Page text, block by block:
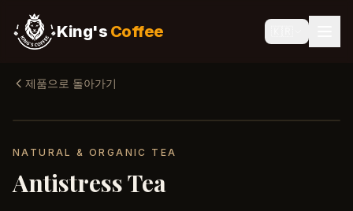
King's Coffee
제품으로 돌아가기
NATURAL & ORGANIC TEA
Antistress Tea